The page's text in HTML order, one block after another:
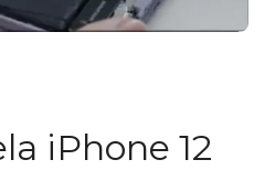
iPhone 12